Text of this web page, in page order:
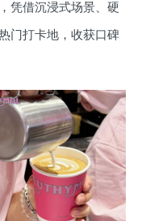
凭借沉浸式场景、硬
门打卡地，收获口碑